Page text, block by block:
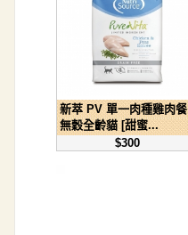
新萃 PV 單一肉種雞肉餐
無穀全齡貓 [甜蜜...
$300